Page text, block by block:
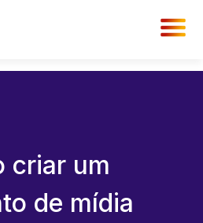
criar um
de mídia